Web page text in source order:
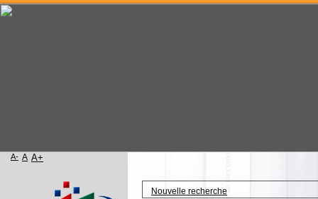
Nouvelle recherche
Accueil
A- A A+